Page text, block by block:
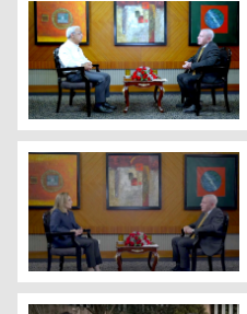
PKK'nin silah bırakması
K24 sunucusu Cemal